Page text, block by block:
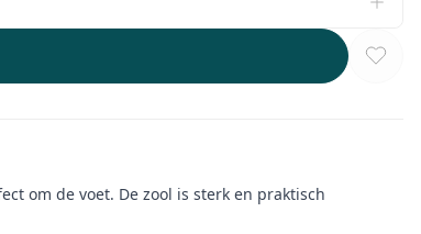
om de voet. De zool is sterk en praktisch